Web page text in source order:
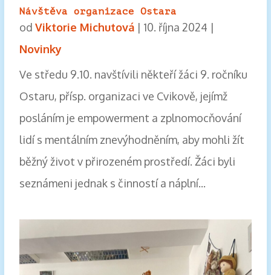
Návštěva organizace Ostara
od Viktorie Michutová| 10. října 2024 |
Novinky
Ve středu 9.10. navštívili někteří žáci 9. ročníku
Ostaru, přísp. organizaci ve Cvikově, jejímž
posláním je empowerment a zplnomocňování
lidí s mentálním znevýhodněním, aby mohli žít
běžný život v přirozeném prostředí. Žáci byli
seznámeni jednak s činností a náplní...